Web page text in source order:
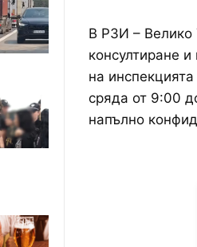
В РЗИ – Велико
консултиране
на
сряда от 9:00
напълно